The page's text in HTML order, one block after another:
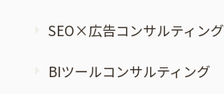
SEO×広告コンサルティング
BIツールコンサルティング